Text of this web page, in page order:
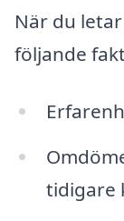
När du
följande
tidigare